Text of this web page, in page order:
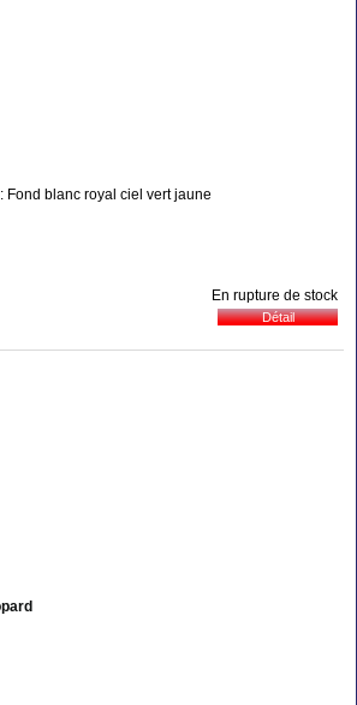
Fond blanc royal ciel vert jaune
En rupture de stock